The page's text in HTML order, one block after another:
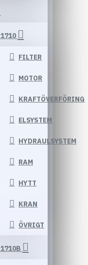
1710
FILTER
MOTOR
KRAFTÖVERFÖRING
ELSYSTEM
HYDRAULSYSTEM
RAM
HYTT
KRAN
ÖVRIGT
1710B